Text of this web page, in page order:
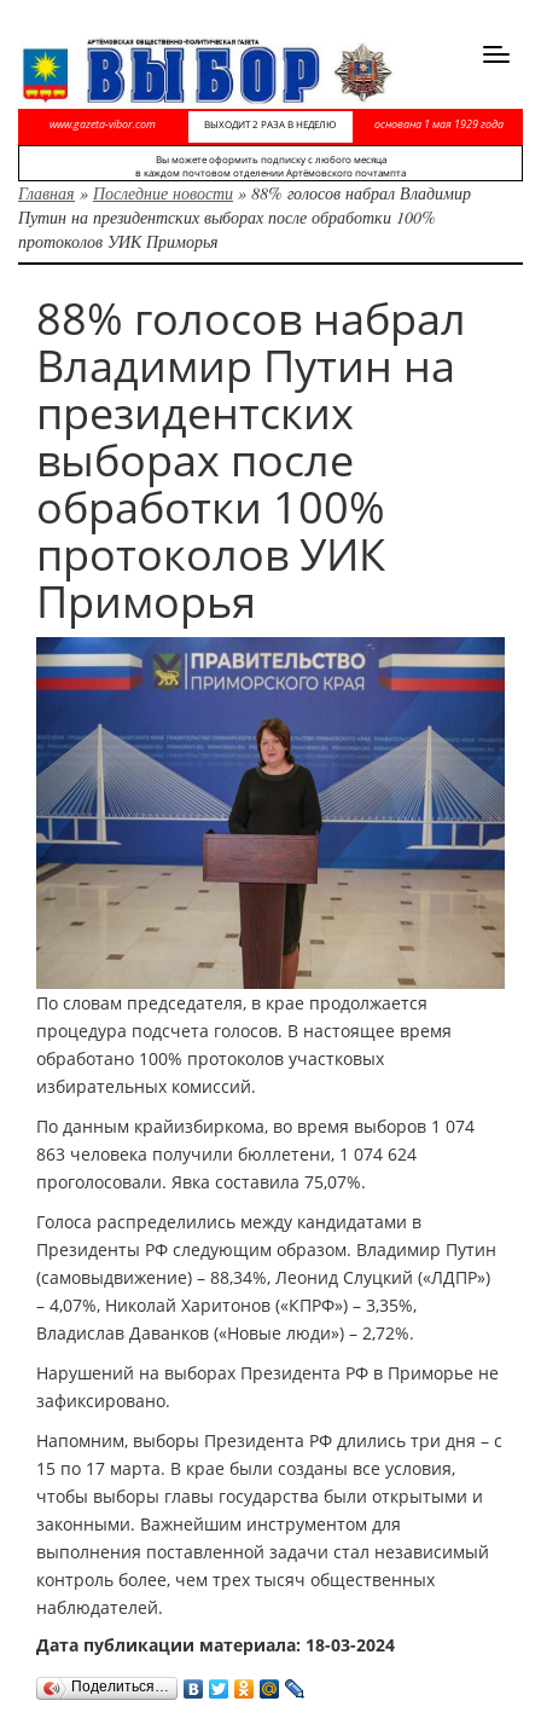
www.gazeta-vibor.com ВЫХОДИТ 2 РАЗА В НЕДЕЛЮ основана 1 мая 1929 года
Вы можете оформить подписку с любого месяца
в каждом почтовом отделении Артёмовского почтампта
Главная » Последние новости » 88% голосов набрал Владимир
Путин на президентских выборах после обработки 100%
протоколов УИК Приморья
88% голосов набрал
Владимир Путин на
президентских
выборах после
обработки 100%
протоколов УИК
Приморья
По словам председателя, в крае продолжается
процедура подсчета голосов. В настоящее время
обработано 100% протоколов участковых
избирательных комиссий.
По данным крайизбиркома, во время выборов 1 074
863 человека получили бюллетени, 1 074 624
проголосовали. Явка составила 75,07%.
Голоса распределились между кандидатами в
Президенты РФ следующим образом. Владимир Путин
(самовыдвижение) – 88,34%, Леонид Слуцкий («ЛДПР»)
– 4,07%, Николай Харитонов («КПРФ») – 3,35%,
Владислав Даванков («Новые люди») – 2,72%.
Нарушений на выборах Президента РФ в Приморье не
зафиксировано.
Напомним, выборы Президента РФ длились три дня – с
15 по 17 марта. В крае были созданы все условия,
чтобы выборы главы государства были открытыми и
законными. Важнейшим инструментом для
выполнения поставленной задачи стал независимый
контроль более, чем трех тысяч общественных
наблюдателей.
Дата публикации материала: 18-03-2024
Поделиться…